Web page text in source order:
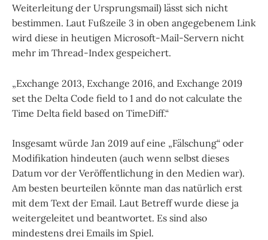
Weiterleitung der Ursprungsmail) lässt sich nicht
bestimmen. Laut Fußzeile 3 in oben angegebenem Link
wird diese in heutigen Microsoft-Mail-Servern nicht
mehr im Thread-Index gespeichert.
„Exchange 2013, Exchange 2016, and Exchange 2019
set the Delta Code field to 1 and do not calculate the
Time Delta field based on TimeDiff.“
Insgesamt würde Jan 2019 auf eine „Fälschung“ oder
Modifikation hindeuten (auch wenn selbst dieses
Datum vor der Veröffentlichung in den Medien war).
Am besten beurteilen könnte man das natürlich erst
mit dem Text der Email. Laut Betreff wurde diese ja
weitergeleitet und beantwortet. Es sind also
mindestens drei Emails im Spiel.